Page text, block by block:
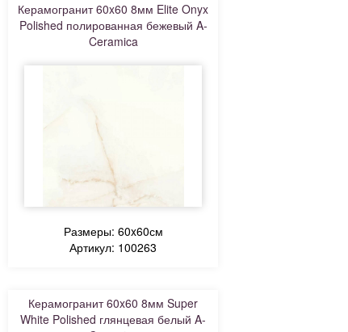
Керамогранит 60x60 8мм Elite Onyx
Polished полированная бежевый A-
Ceramica
Размеры: 60x60см
Артикул: 100263
Керамогранит 60x60 8мм Super
White Polished глянцевая белый A-